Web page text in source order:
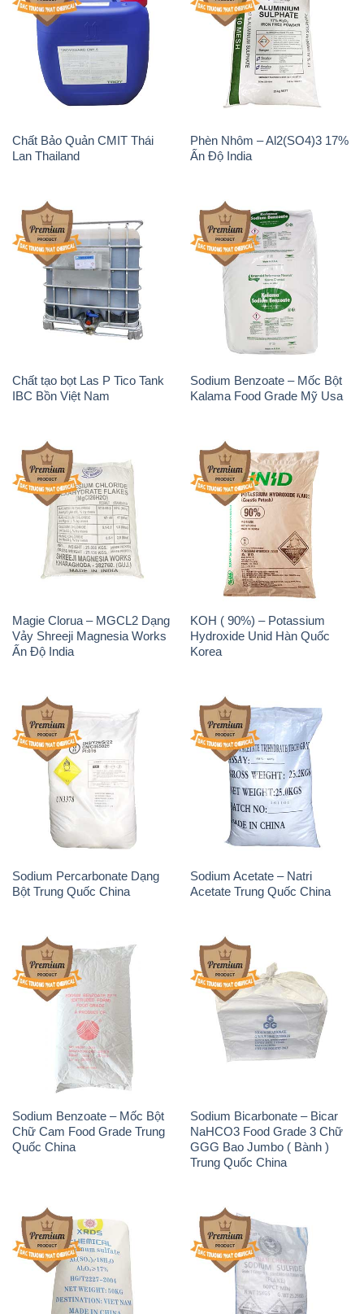
Chất Bảo Quản CMIT Thái
Lan Thailand
Phèn Nhôm – Al2(SO4)3 17%
Ấn Độ India
Chất tạo bọt Las P Tico Tank
IBC Bồn Việt Nam
Sodium Benzoate – Mốc Bột
Kalama Food Grade Mỹ Usa
Magie Clorua – MGCL2 Dạng
Vảy Shreeji Magnesia Works
Ấn Độ India
KOH ( 90%) – Potassium
Hydroxide Unid Hàn Quốc
Korea
Sodium Percarbonate Dạng
Bột Trung Quốc China
Sodium Acetate – Natri
Acetate Trung Quốc China
Sodium Benzoate – Mốc Bột
Chữ Cam Food Grade Trung
Quốc China
Sodium Bicarbonate – Bicar
NaHCO3 Food Grade 3 Chữ
GGG Bao Jumbo ( Bành )
Trung Quốc China